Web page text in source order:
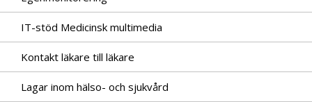
IT-stöd Medicinsk multimedia
Kontakt läkare till läkare
Lagar inom hälso- och sjukvård